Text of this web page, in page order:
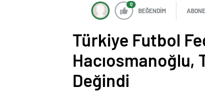
0
BEĞENDİM
Türkiye Futbol
Hacıosmanoğlu,
Değindi